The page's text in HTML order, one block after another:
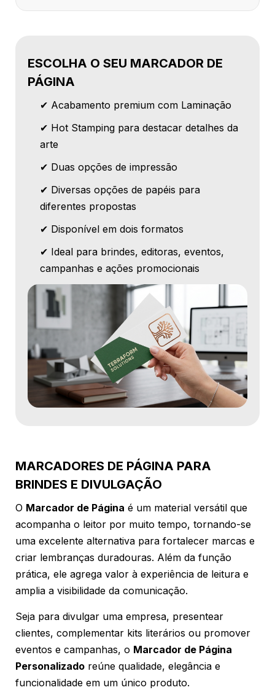
ESCOLHA O SEU MARCADOR DE
PÁGINA
✔ Acabamento premium com Laminação
✔ Hot Stamping para destacar detalhes da
arte
✔ Duas opções de impressão
✔ Diversas opções de papéis para
diferentes propostas
✔ Disponível em dois formatos
✔ Ideal para brindes, editoras, eventos,
campanhas e ações promocionais
MARCADORES DE PÁGINA PARA
BRINDES E DIVULGAÇÃO
O Marcador de Página é um material versátil que
acompanha o leitor por muito tempo, tornando-se
uma excelente alternativa para fortalecer marcas e
criar lembranças duradouras. Além da função
prática, ele agrega valor à experiência de leitura e
amplia a visibilidade da comunicação.
Seja para divulgar uma empresa, presentear
clientes, complementar kits literários ou promover
eventos e campanhas, o Marcador de Página
Personalizado reúne qualidade, elegância e
funcionalidade em um único produto.